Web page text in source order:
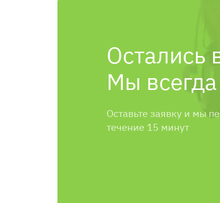
Остались
Мы
Оставьте заявку и мы
течение 15 минут